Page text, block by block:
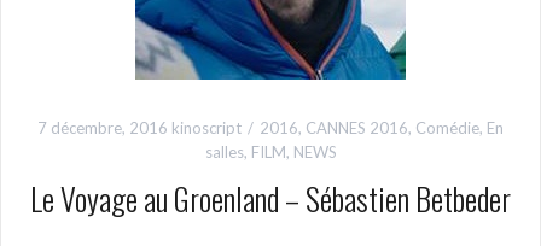
7 décembre, 2016 kinoscript 2016, CANNES 2016, Comédie, En
salles, FILM, NEWS
Le Voyage au Groenland – Sébastien Betbeder